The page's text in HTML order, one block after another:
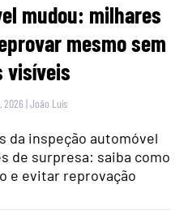
mudou: milhares
mesmo sem
visíveis
2026 |João Luís
da inspeção automóvel
de surpresa: saiba como
e evitar reprovação